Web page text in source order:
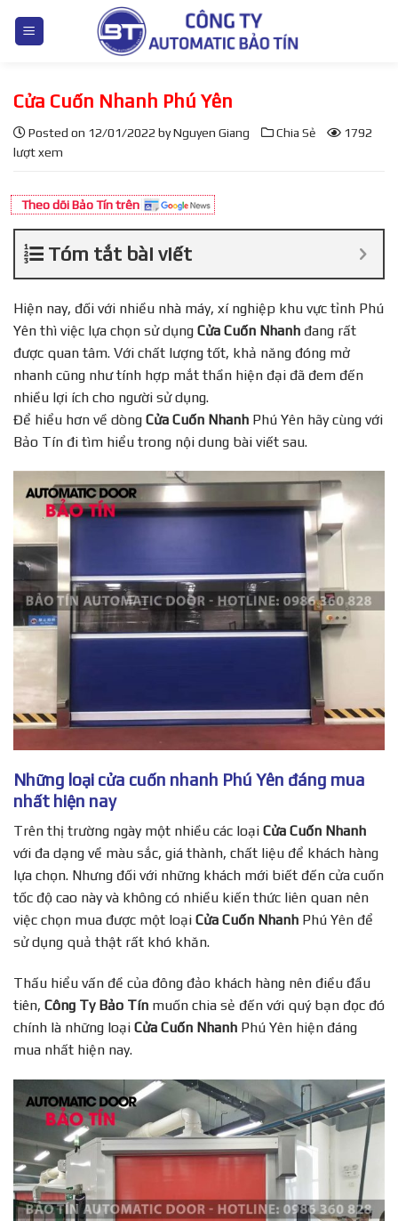
Cửa Cuốn Nhanh Phú Yên
Posted on 12/01/2022 byNguyen Giang Chia Sẻ
1792
lượt xem
Theo dõi Bảo Tín trên
Tóm tắt bài viết
Hiện nay, đối với nhiều nhà máy, xí nghiệp khu vực tỉnh Phú
Yên thì việc lựa chọn sử dụng Cửa Cuốn Nhanh đang rất
được quan tâm. Với chất lượng tốt, khả năng đóng mở
nhanh cũng như tính hợp mắt thần hiện đại đã đem đến
nhiều lợi ích cho người sử dụng.
Để hiểu hơn về dòng Cửa Cuốn Nhanh Phú Yên hãy cùng với
Bảo Tín đi tìm hiểu trong nội dung bài viết sau.
Những loại cửa cuốn nhanh Phú Yên đáng mua
nhất hiện nay
Trên thị trường ngày một nhiều các loại Cửa Cuốn Nhanh
với đa dạng về màu sắc, giá thành, chất liệu để khách hàng
lựa chọn. Nhưng đối với những khách mới biết đến cửa cuốn
tốc độ cao này và không có nhiều kiến thức liên quan nên
việc chọn mua được một loại Cửa Cuốn Nhanh Phú Yên để
sử dụng quả thật rất khó khăn.
Thấu hiểu vấn đề của đông đảo khách hàng nên điều đầu
tiên, Công Ty Bảo Tín muốn chia sẻ đến với quý bạn đọc đó
chính là những loại Cửa Cuốn Nhanh Phú Yên hiện đáng
mua nhất hiện nay.